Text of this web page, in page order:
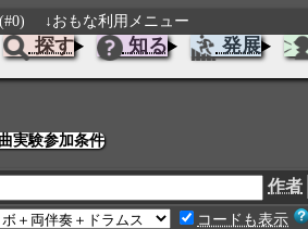
(#0) ↓おもな利用メニュー
探す 知る 発展
実験参加条件
作者
コードも表示